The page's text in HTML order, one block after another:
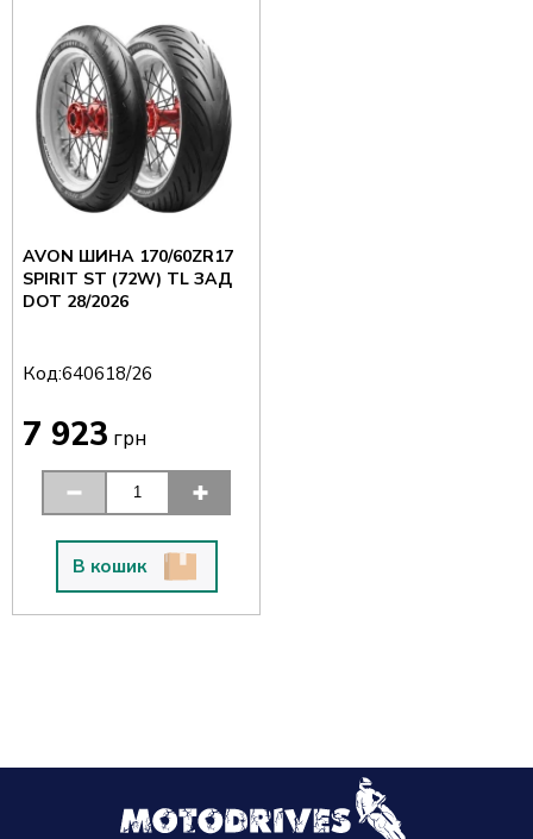
AVON ШИНА 170/60ZR17
SPIRIT ST (72W) TL ЗАД
DOT 28/2026
Код:640618/26
7 923 грн
В кошик